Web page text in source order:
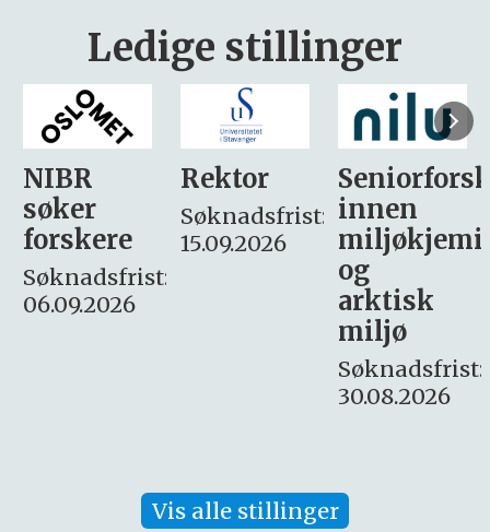
Ledige stillinger
Rektor
Søknadsfrist:
15.09.2026
Seniorforsker
innen
miljøkjemi
søker
– fast
Søknadsfrist:
16. august.
Vis alle stillinger